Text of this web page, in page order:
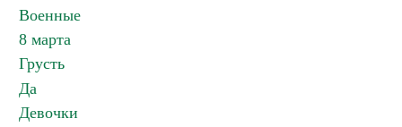
Военные
8 марта
Грусть
Да
Девочки